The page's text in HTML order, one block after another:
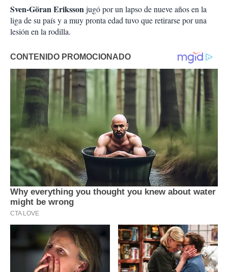
Sven-Göran Erikssonjugó por un lapso de nueve años en la
liga de su país y a muy pronta edad tuvo que retirarse por una
lesión en la rodilla.